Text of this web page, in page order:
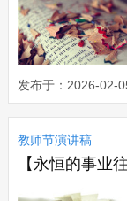
发布于：2026-02-
教师节演讲稿
【永恒的事业